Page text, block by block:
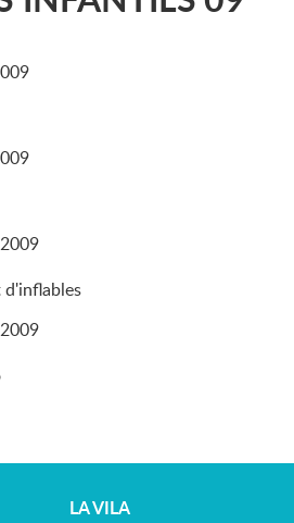
2009
d'inflables
2009
LA VILA